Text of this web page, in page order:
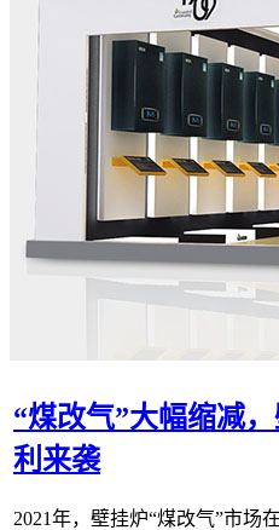
“煤改气”大幅缩减
利来袭
2021年，壁挂炉“煤改气”市场